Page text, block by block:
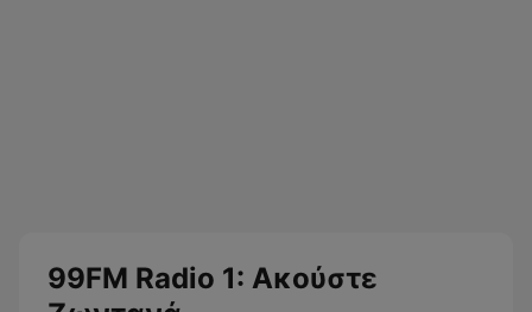
99FM Radio 1: Ακούστε